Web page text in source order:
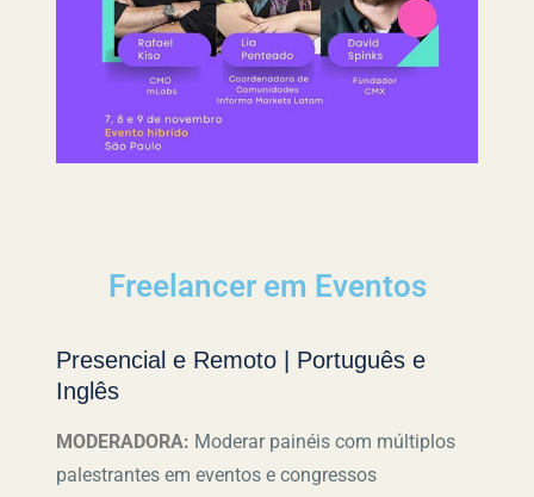
Freelancer em Eventos
Presencial e Remoto | Português e
Inglês
MODERADORA: Moderar painéis com múltiplos
palestrantes em eventos e congressos